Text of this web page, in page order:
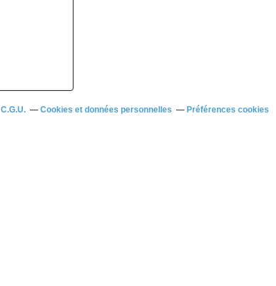
C.G.U. Cookies et données personnelles Préférences cookies